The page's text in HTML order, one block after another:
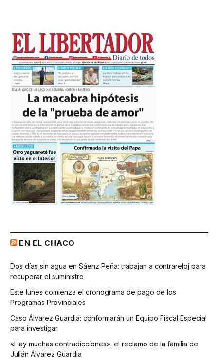
EN EL CHACO
Dos días sin agua en Sáenz Peña: trabajan a contrareloj para
recuperar el suministro
Este lunes comienza el cronograma de pago de los
Programas Provinciales
Caso Álvarez Guardia: conformarán un Equipo Fiscal Especial
para investigar
«Hay muchas contradicciones»: el reclamo de la familia de
Julián Álvarez Guardia